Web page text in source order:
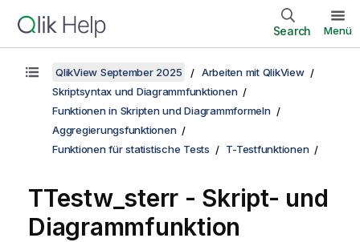
Search Menü
QlikView September 2025
Arbeiten mit QlikView
Skriptsyntax und Diagrammfunktionen
Funktionen in Skripten und Diagrammformeln
Aggregierungsfunktionen
Funktionen für statistische Tests
T-Testfunktionen
TTestw_sterr - Skript- und
Diagrammfunktion